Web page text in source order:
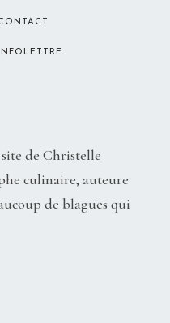
INFOLETTRE
de Christelle
culinaire, auteure
de blagues qui